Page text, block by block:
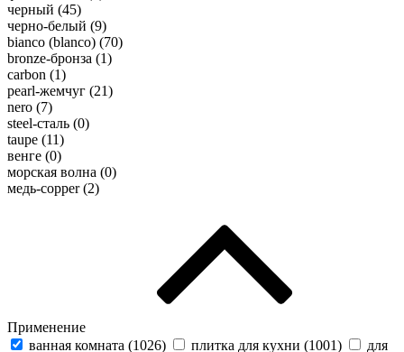
черный (45)
черно-белый (9)
bianco (blanco) (70)
bronze-бронза (1)
carbon (1)
pearl-жемчуг (21)
nero (7)
steel-сталь (0)
taupe (11)
венге (0)
морская волна (0)
медь-copper (2)
Применение
ванная комната (1026) плитка для кухни (1001)
для